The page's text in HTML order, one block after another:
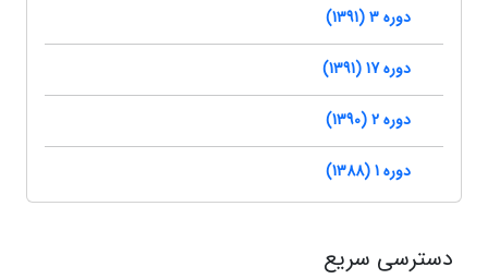
دوره 3 (1391)
دوره 17 (1391)
دوره 2 (1390)
دوره 1 (1388)
دسترسی سریع